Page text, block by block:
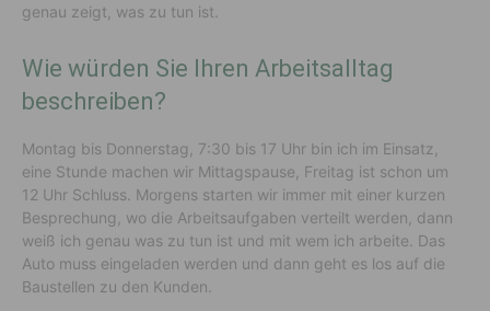
genau zeigt, was zu tun ist.
Wie würden Sie Ihren Arbeitsalltag
beschreiben?
Montag bis Donnerstag, 7:30 bis 17 Uhr bin ich im Einsatz,
eine Stunde machen wir Mittagspause, Freitag ist schon um
12 Uhr Schluss. Morgens starten wir immer mit einer kurzen
Besprechung, wo die Arbeitsaufgaben verteilt werden, dann
weiß ich genau was zu tun ist und mit wem ich arbeite. Das
Auto muss eingeladen werden und dann geht es los auf die
Baustellen zu den Kunden.